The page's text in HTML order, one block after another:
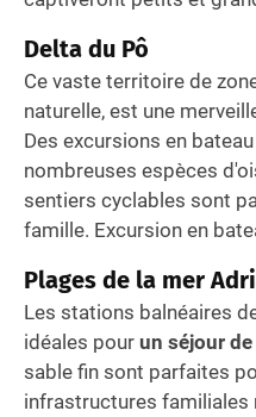
Delta du Pô
Ce vaste territoire de
naturelle, est une
Des excursions en
nombreuses espèces
sentiers cyclables sont
famille. Excursion en
Plages de la mer
Les stations balnéaires
idéales pour un séjour
sable fin sont parfaites
infrastructures familiales